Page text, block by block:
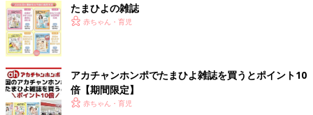
たまひよの雑誌
赤ちゃん・育児
アカチャンホンポでたまひよ雑誌を買うとポイント10
倍【期間限定】
赤ちゃん・育児